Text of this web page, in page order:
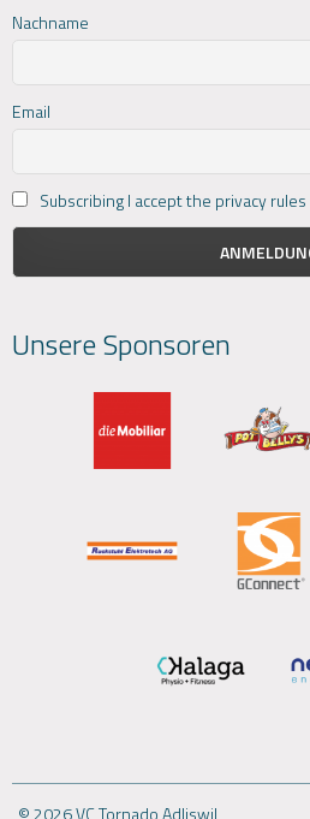
Nachname
Email
Subscribing I accept the privacy
Unsere Sponsoren
© 2026 VC Tornado Adliswil